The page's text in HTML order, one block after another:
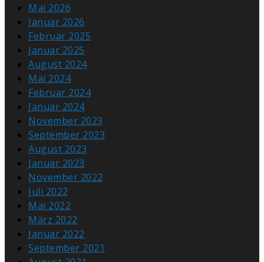
Mai 2026
Januar 2026
Februar 2025
Januar 2025
August 2024
Mai 2024
Februar 2024
Januar 2024
November 2023
September 2023
August 2023
Januar 2023
November 2022
Juli 2022
Mai 2022
März 2022
Januar 2022
September 2021